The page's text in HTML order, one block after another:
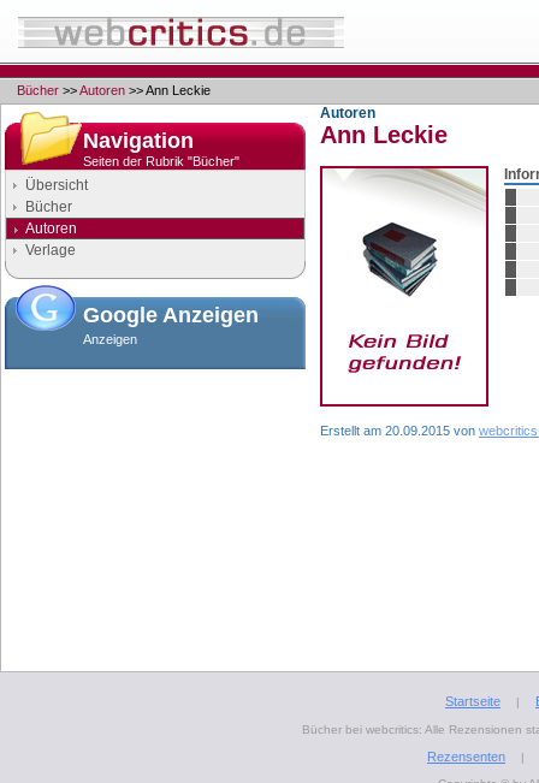
Bücher >>Autoren >> Ann Leckie
Navigation
Seiten der Rubrik "Bücher"
Übersicht
Bücher
Autoren
Verlage
Google Anzeigen
Anzeigen
Autoren
Ann Leckie
Erstellt am 20.09.2015 von
Startseite |
Bücher bei webcritics: Alle Rezensionen
Rezensenten
|